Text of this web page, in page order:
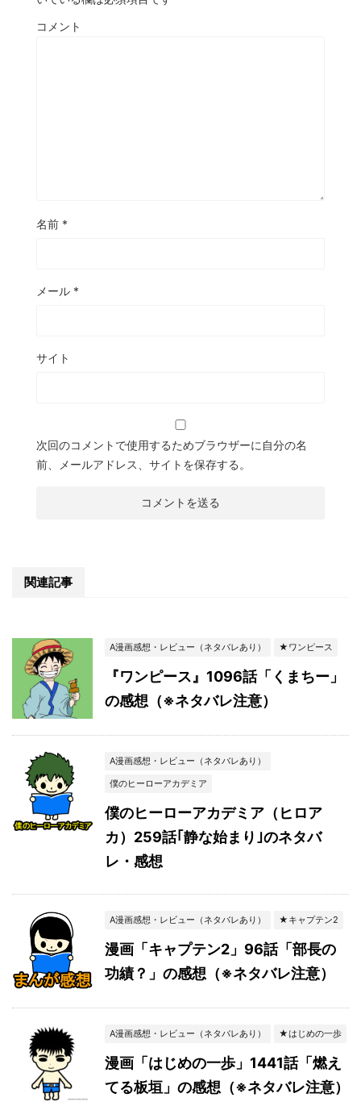
コメント
名前 *
メール *
サイト
次回のコメントで使用するためブラウザーに自分の名
前、メールアドレス、サイトを保存する。
関連記事
A漫画感想・レビュー（ネタバレあり） ★ワンピース
『ワンピース』1096話「くまちー」
の感想（※ネタバレ注意）
A漫画感想・レビュー（ネタバレあり）
僕のヒーローアカデミア
僕のヒーローアカデミア（ヒロア
カ）259話｢静な始まり｣のネタバ
レ・感想
A漫画感想・レビュー（ネタバレあり） ★キャプテン2
漫画「キャプテン2」96話「部長の
功績？」の感想（※ネタバレ注意）
A漫画感想・レビュー（ネタバレあり） ★はじめの一歩
漫画「はじめの一歩」1441話「燃え
てる板垣」の感想（※ネタバレ注意）